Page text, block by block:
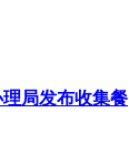
局发布收集餐